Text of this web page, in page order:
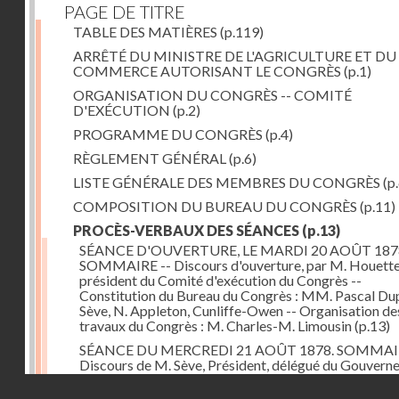
PAGE DE TITRE
TABLE DES MATIÈRES (p.119)
ARRÊTÉ DU MINISTRE DE L'AGRICULTURE ET DU
COMMERCE AUTORISANT LE CONGRÈS (p.1)
ORGANISATION DU CONGRÈS -- COMITÉ
D'EXÉCUTION (p.2)
PROGRAMME DU CONGRÈS (p.4)
RÈGLEMENT GÉNÉRAL (p.6)
LISTE GÉNÉRALE DES MEMBRES DU CONGRÈS
COMPOSITION DU BUREAU DU CONGRÈS (p.11)
PROCÈS-VERBAUX DES SÉANCES (p.13)
SÉANCE D'OUVERTURE, LE MARDI 20 AOÛT
SOMMAIRE -- Discours d'ouverture, par M.
président du Comité d'exécution du Congrès --
Constitution du Bureau du Congrès : MM. Pascal
Sève, N. Appleton, Cunliffe-Owen -- Organisation
travaux du Congrès : M. Charles-M. Limousin(p.13)
SÉANCE DU MERCREDI 21 AOÛT 1878.
Discours de M. Sève, Président, délégué du
belge -- Lecture et adoption du procès-verbal de la